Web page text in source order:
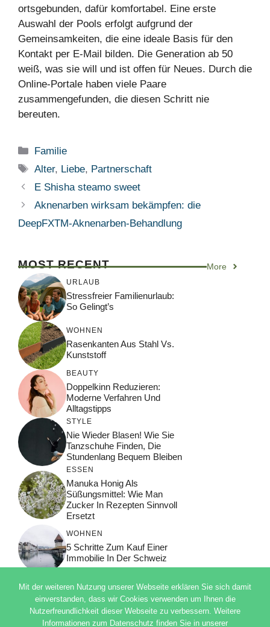
ortsgebunden, dafür komfortabel. Eine erste
Auswahl der Pools erfolgt aufgrund der
Gemeinsamkeiten, die eine ideale Basis für den
Kontakt per E-Mail bilden. Die Generation ab 50
weiß, was sie will und ist offen für Neues. Durch die
Online-Portale haben viele Paare
zusammengefunden, die diesen Schritt nie
bereuten.
Kategorien
Familie
Schlagwörter
Alter, Liebe, Partnerschaft
E Shisha steamo sweet
Aknenarben wirksam bekämpfen: die
DeepFXTM-Aknenarben-Behandlung
MOST RECENT More
URLAUB
Stressfreier Familienurlaub:
So Gelingt’s
WOHNEN
Rasenkanten Aus Stahl Vs.
Kunststoff
BEAUTY
Doppelkinn Reduzieren:
Moderne Verfahren Und
Alltagstipps
STYLE
Nie Wieder Blasen! Wie Sie
Tanzschuhe Finden, Die
Stundenlang Bequem Bleiben
ESSEN
Manuka Honig Als
Süßungsmittel: Wie Man
Zucker In Rezepten Sinnvoll
Ersetzt
WOHNEN
5 Schritte Zum Kauf Einer
Immobilie In Der Schweiz
© 2026 ADSIMPLE
Mit der weiteren Nutzung unserer Webseite erklären Sie sich damit
einverstanden, dass wir Cookies verwenden um Ihnen die
Nutzerfreundlichkeit dieser Webseite zu verbessern. Weitere
Informationen zum Datenschutz finden Sie in unserer